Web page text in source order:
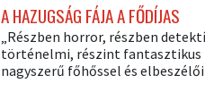
A HAZUGSÁG FÁJA A FŐDÍJAS
„Részben horror, részben
történelmi, részint
nagyszerű főhőssel és